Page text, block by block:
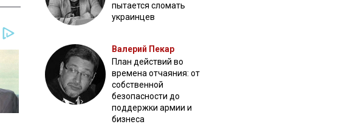
пытается сломать
украинцев
Валерий Пекар
План действий во
времена отчаяния: от
собственной
безопасности до
поддержки армии и
бизнеса